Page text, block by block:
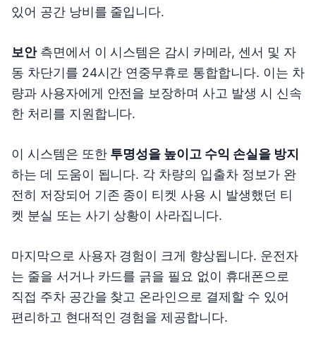
있어 공간 낭비를 줄입니다.
보안측면에서 이 시스템은 감시 카메라, 센서 및 자
동 차단기를 24시간 연중무휴로 통합합니다. 이는 차
량과 사용자에게 안전을 보장하며 사고 발생 시 신속
한 처리를 지원합니다.
이 시스템은 또한 투명성을 높이고 수익 손실을 방지
하는 데 도움이 됩니다. 각 차량의 입출차 정보가 완
전히 저장되어 기존 종이 티켓 사용 시 발생했던 티
켓 분실 또는 사기 상황이 사라집니다.
마지막으로 사용자 경험이 크게 향상됩니다. 운전자
는 줄을 서거나 카드를 긁을 필요 없이 휴대폰으로
직접 주차 공간을 찾고 온라인으로 결제할 수 있어
편리하고 현대적인 경험을 제공합니다.